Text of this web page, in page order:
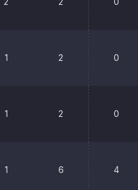
1 2 0
1 2 0
1 6 4